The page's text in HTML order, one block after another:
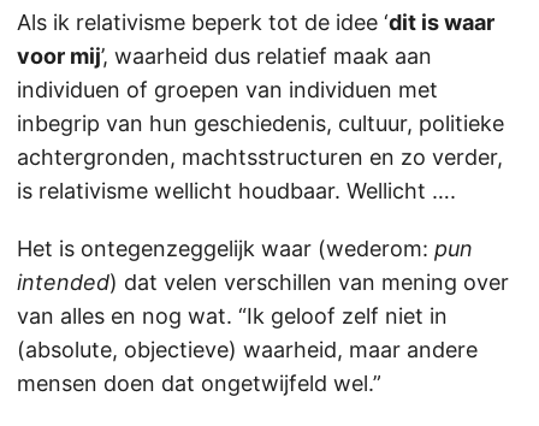
Als ik relativisme beperk tot de idee ‘dit is waar
voor mij’, waarheid dus relatief maak aan
individuen of groepen van individuen met
inbegrip van hun geschiedenis, cultuur, politieke
achtergronden, machtsstructuren en zo verder,
is relativisme wellicht houdbaar. Wellicht ….
Het is ontegenzeggelijk waar (wederom: pun
intended) dat velen verschillen van mening over
van alles en nog wat. “Ik geloof zelf niet in
(absolute, objectieve) waarheid, maar andere
mensen doen dat ongetwijfeld wel.”